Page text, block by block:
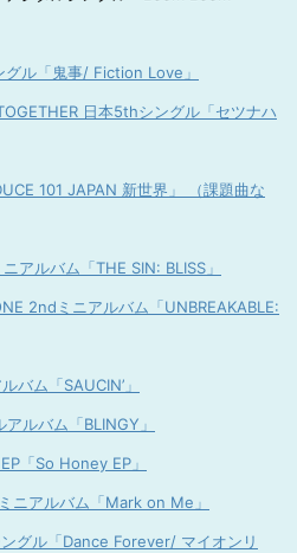
ル「鬼事/ Fiction Love」
日本5thシングル「セツナハ
101 JAPAN 新世界」 （課題曲な
アルバム「THE SIN: BLISS」
2ndミニアルバム「UNBREAKABLE:
バム「SAUCIN’」
ルバム「BLINGY」
「So Honey EP」
ニアルバム「Mark on Me」
グル「Dance Forever/ マイオンリ